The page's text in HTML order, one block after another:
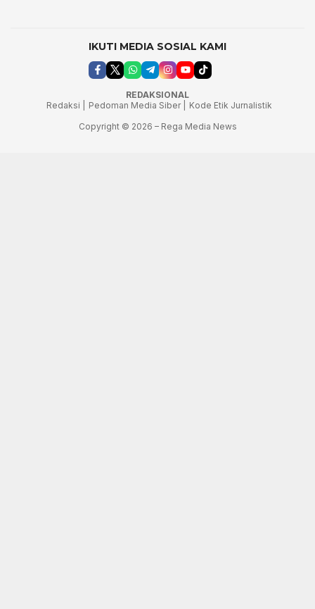
IKUTI MEDIA SOSIAL KAMI
REDAKSIONAL
Redaksi |
Pedoman Media Siber |
Kode Etik Jurnalistik
Copyright © 2026 – Rega Media News